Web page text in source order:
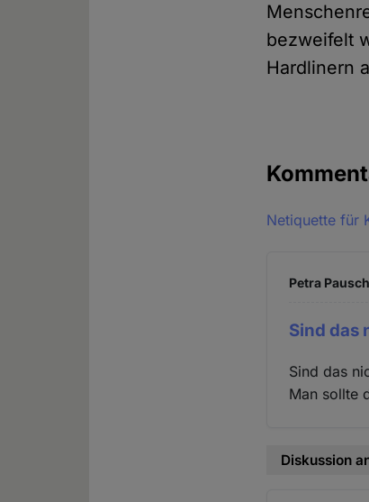
bezweifelt
Hardlinern
Netiquette für
Petra
Sind das
Sind das
Man sollte
Diskussion